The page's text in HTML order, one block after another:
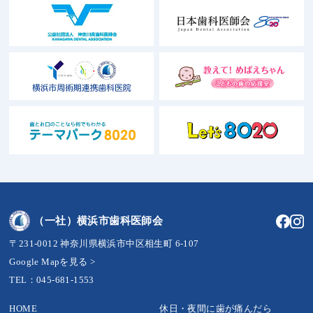
（一社）横浜市歯科医師会
〒231-0012 神奈川県横浜市中区相生町 6-107
Google Mapを見る >
TEL：045-681-1553
HOME 休日・夜間に歯が痛んだら